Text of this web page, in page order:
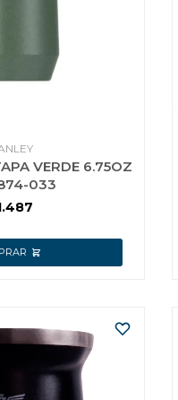
VERDE 6.75OZ
033